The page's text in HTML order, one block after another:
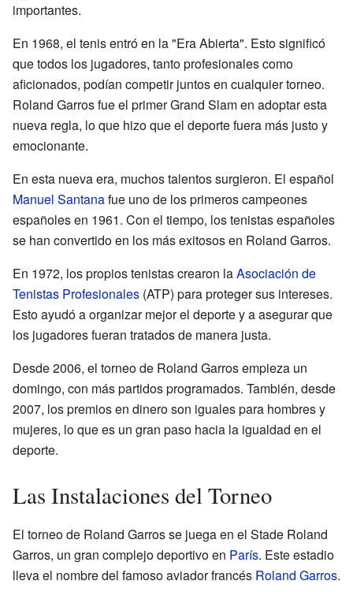
importantes.
En 1968, el tenis entró en la "Era Abierta". Esto significó
que todos los jugadores, tanto profesionales como
aficionados, podían competir juntos en cualquier torneo.
Roland Garros fue el primer Grand Slam en adoptar esta
nueva regla, lo que hizo que el deporte fuera más justo y
emocionante.
En esta nueva era, muchos talentos surgieron. El español
Manuel Santanafue uno de los primeros campeones
españoles en 1961. Con el tiempo, los tenistas españoles
se han convertido en los más exitosos en Roland Garros.
En 1972, los propios tenistas crearon laAsociación de
Tenistas Profesionales (ATP) para proteger sus intereses.
Esto ayudó a organizar mejor el deporte y a asegurar que
los jugadores fueran tratados de manera justa.
Desde 2006, el torneo de Roland Garros empieza un
domingo, con más partidos programados. También, desde
2007, los premios en dinero son iguales para hombres y
mujeres, lo que es un gran paso hacia la igualdad en el
deporte.
Las Instalaciones del Torneo
El torneo de Roland Garros se juega en el Stade Roland
Garros, un gran complejo deportivo en París. Este estadio
lleva el nombre del famoso aviador francés Roland Garros.